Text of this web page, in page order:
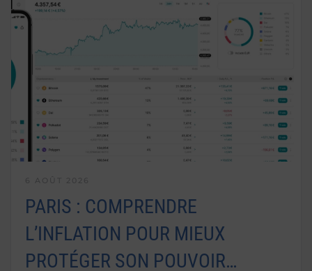
PARIS : COMPRENDRE
L’INFLATION POUR MIEUX
PROTÉGER SON POUVOIR…